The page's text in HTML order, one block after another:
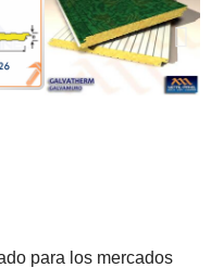
para los mercados